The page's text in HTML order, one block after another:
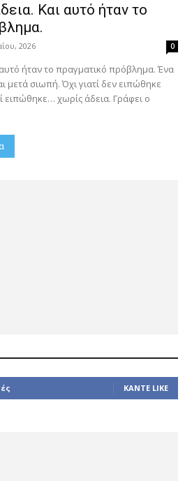
Και αυτό ήταν το
2026 0
ήταν το πραγματικό πρόβλημα. Ένα
μετά σιωπή. Όχι γιατί δεν ειπώθηκε
ειπώθηκε… χωρίς άδεια. Γράφει ο
ΚΆΝΤΕ LIKE